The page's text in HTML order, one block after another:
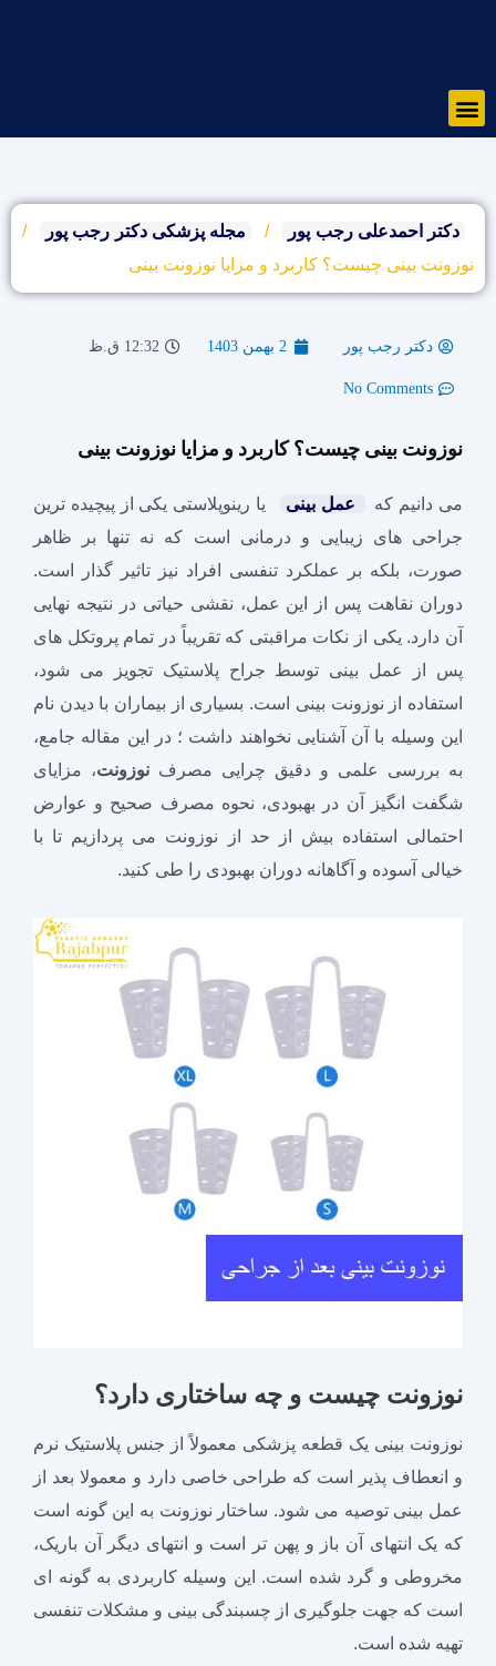
Menu
دکتر احمدعلی رجب پور / مجله پزشکی دکتر رجب پور
/
نوزونت بینی چیست؟ کاربرد و مزایا نوزونت بینی
دکتر رجب پور 2 بهمن 1403 12:32 ق.ظ
No Comments
نوزونت بینی چیست؟ کاربرد و مزایا نوزونت بینی
می دانیم که عمل بینی
یا رینوپلاستی یکی از پیچیده‌ ترین
جراحی‌ های زیبایی و درمانی است که نه تنها بر ظاهر
صورت، بلکه بر عملکرد تنفسی افراد نیز تاثیر گذار است.
دوران نقاهت پس از این عمل، نقشی حیاتی در نتیجه نهایی
آن دارد. یکی از نکات مراقبتی که تقریباً در تمام پروتکل‌ های
پس از عمل بینی توسط جراح پلاستیک تجویز می‌ شود،
استفاده از نوزونت بینی است. بسیاری از بیماران با دیدن نام
این وسیله با آن آشنایی نخواهند داشت ؛ در این مقاله جامع،
به بررسی علمی و دقیق چرایی مصرف نوزونت، مزایای
شگفت‌ انگیز آن در بهبودی، نحوه مصرف صحیح و عوارض
احتمالی استفاده بیش از حد از نوزونت می‌ پردازیم تا با
خیالی آسوده و آگاهانه دوران بهبودی را طی کنید.
نوزونت چیست و چه ساختاری دارد؟
نوزونت بینی یک قطعه پزشکی معمولاً از جنس پلاستیک نرم
و انعطاف‌ پذیر است که طراحی خاصی دارد و معمولا بعد از
عمل بینی توصیه می شود. ساختار نوزونت به این گونه است
که یک انتهای آن باز و پهن‌ تر است و انتهای دیگر آن باریک،
مخروطی و گرد شده است. این وسیله کاربردی به گونه‌ ای
است که جهت جلوگیری از چسبندگی بینی و مشکلات تنفسی
تهیه شده است.